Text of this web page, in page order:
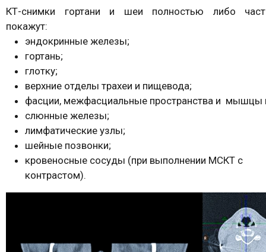
КТ-снимки гортани и шеи полностью либо
покажут:
эндокринные железы;
гортань;
глотку;
верхние отделы трахеи и пищевода;
фасции, межфасциальные пространства и мышцы
слюнные железы;
лимфатические узлы;
шейные позвонки;
кровеносные сосуды (при выполнении МСКТ с
контрастом).